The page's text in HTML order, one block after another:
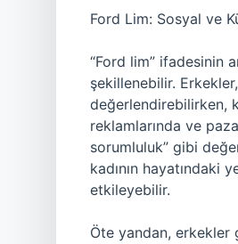
Ford Lim: Sosyal ve
“Ford lim” ifadesinin
şekillenebilir.
değerlendirebilirken,
reklamlarında ve
sorumluluk” gibi
kadının hayatındaki
etkileyebilir.
Öte yandan, erkekler